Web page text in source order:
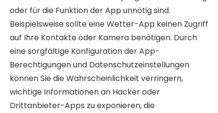
oder für die Funktion der App unnötig sind.
Beispielsweise sollte eine Wetter-App keinen Zugriff
auf Ihre Kontakte oder Kamera benötigen. Durch
eine sorgfältige Konfiguration der App-
Berechtigungen und Datenschutzeinstellungen
können Sie die Wahrscheinlichkeit verringern,
wichtige Informationen an Hacker oder
Drittanbieter-Apps zu exponieren, die